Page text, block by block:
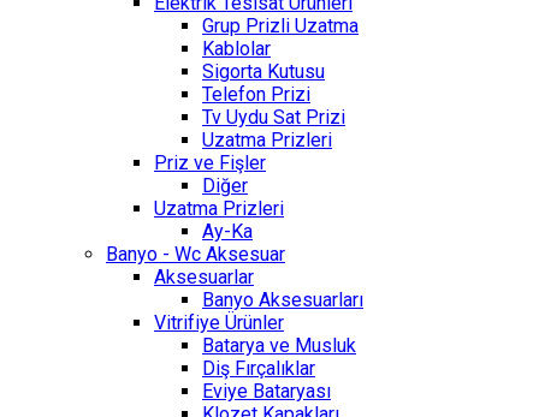
Grup Prizli Uzatma
Kablolar
Sigorta Kutusu
Telefon Prizi
Tv Uydu Sat Prizi
Uzatma Prizleri
Priz ve Fişler
Diğer
Uzatma Prizleri
Ay-Ka
Banyo - Wc Aksesuar
Aksesuarlar
Banyo Aksesuarları
Vitrifiye Ürünler
Batarya ve Musluk
Diş Fırçalıklar
Eviye Bataryası